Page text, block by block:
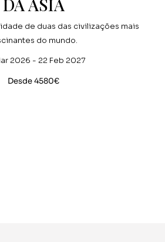
DA ÁSIA
de duas das civilizações mais
do mundo.
2026 - 22 Feb 2027
Desde 4580€